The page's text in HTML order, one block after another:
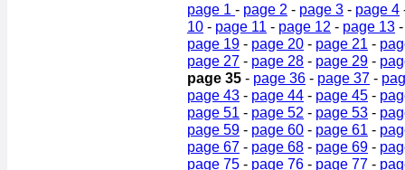
page 1 - page 2 - page 3 - page 4
10 - page 11 - page 12 - page 13
page 19 - page 20 - page 21 -
page 27 - page 28 - page 29 -
page 35 - page 36 - page 37 -
page 43 - page 44 - page 45 -
page 51 - page 52 - page 53 -
page 59 - page 60 - page 61 -
page 67 - page 68 - page 69 -
page 75 - page 76 - page 77 -